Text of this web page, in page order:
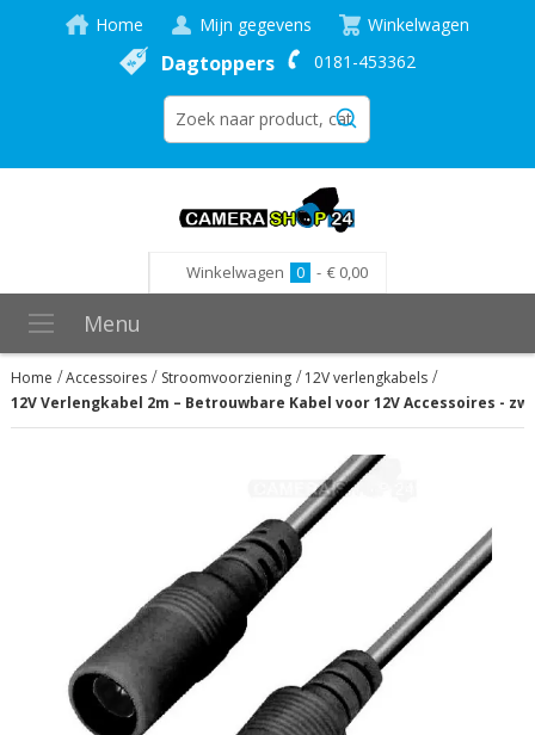
Home Mijn gegevens Winkelwagen
Dagtoppers 0181-453362
Winkelwagen 0 - € 0,00
Menu
Home Accessoires Stroomvoorziening
12V verlengkabels
12V Verlengkabel 2m – Betrouwbare Kabel voor 12V Accessoires -
afbeeldingen-